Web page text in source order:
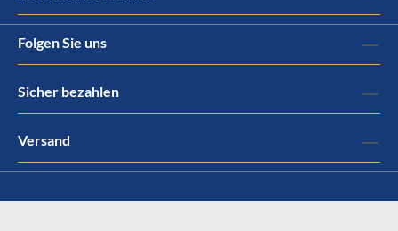
Folgen Sie uns
Sicher bezahlen
Versand